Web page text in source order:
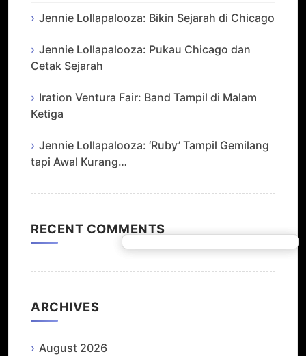
Jennie Lollapalooza: Bikin Sejarah di Chicago
Jennie Lollapalooza: Pukau Chicago dan
Cetak Sejarah
Iration Ventura Fair: Band Tampil di Malam
Ketiga
Jennie Lollapalooza: ‘Ruby’ Tampil Gemilang
tapi Awal Kurang…
RECENT COMMENTS
ARCHIVES
August 2026